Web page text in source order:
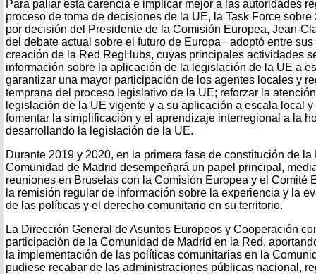
Para paliar esta carencia e implicar mejor a las autoridades
proceso de toma de decisiones de la UE, la Task Force
por decisión del Presidente de la Comisión Europea, Jean-
del debate actual sobre el futuro de Europa− adoptó entre
creación de la Red RegHubs, cuyas principales actividades
información sobre la aplicación de la legislación de la UE a
garantizar una mayor participación de los agentes locales y
temprana del proceso legislativo de la UE; reforzar la
legislación de la UE vigente y a su aplicación a escala local
fomentar la simplificación y el aprendizaje interregional a la
desarrollando la legislación de la UE.
Durante 2019 y 2020, en la primera fase de constitución de
Comunidad de Madrid desempeñará un papel principal,
reuniones en Bruselas con la Comisión Europea y el Comité
la remisión regular de información sobre la experiencia y la
de las políticas y el derecho comunitario en su territorio.
La Dirección General de Asuntos Europeos y Cooperación
participación de la Comunidad de Madrid en la Red,
la implementación de las políticas comunitarias en la
pudiese recabar de las administraciones públicas nacional,